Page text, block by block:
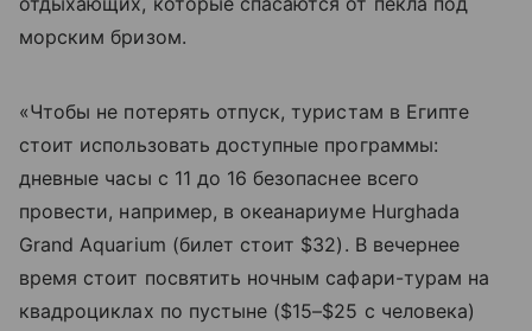
морским бризом.
«Чтобы не потерять отпуск, туристам в Египте
стоит использовать доступные программы:
дневные часы с 11 до 16 безопаснее всего
провести, например, в океанариуме Hurghada
Grand Aquarium (билет стоит $32). В вечернее
время стоит посвятить ночным сафари-турам на
квадроциклах по пустыне ($15–$25 с человека)